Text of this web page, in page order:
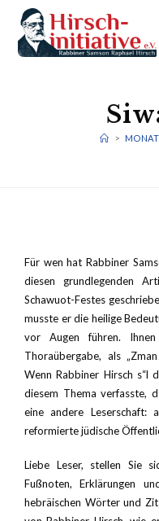
>
Für wen hat Rabbiner
diesen grundlegenden
Schawuot-Festes
musste er die heilige
vor Augen führen.
Thoraübergabe, als
Wenn Rabbiner Hirsch s“l
diesem Thema verfasste,
eine andere Leserschaft:
reformierte jüdische
Liebe Leser, stellen Sie
Fußnoten, Erklärungen
hebräischen Wörter und